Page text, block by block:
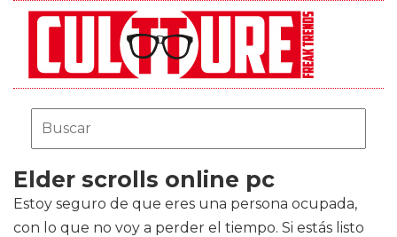
Elder scrolls online pc
Estoy seguro de que eres una persona ocupada,
con lo que no voy a perder el tiempo. Si estás listo